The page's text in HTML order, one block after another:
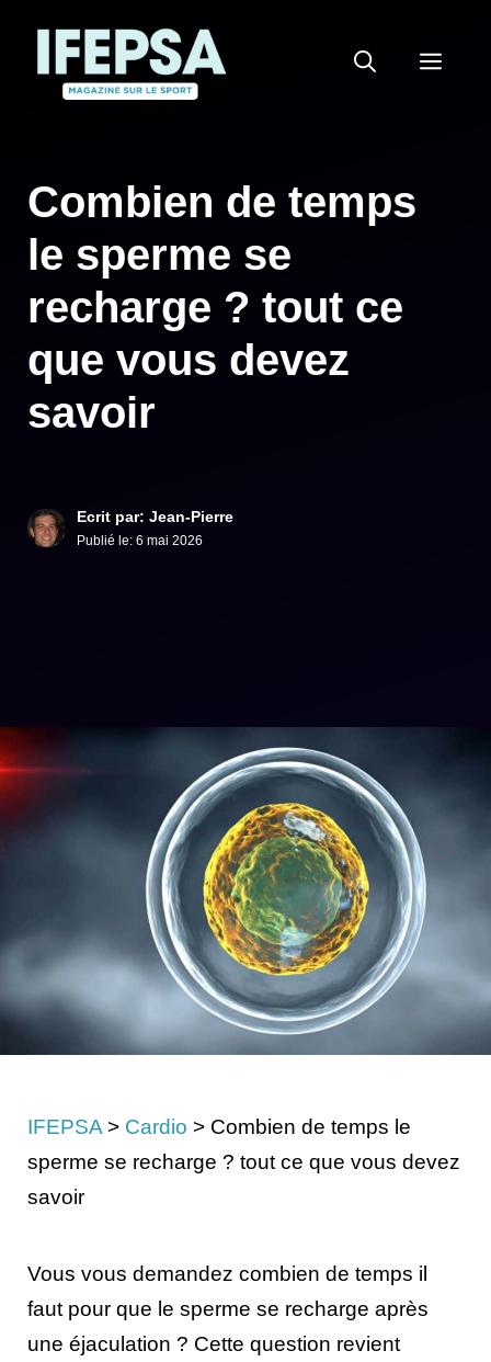
contenu
Combien de temps
le sperme se
recharge ? tout ce
que vous devez
savoir
Ecrit par: Jean-Pierre
Publié le: 6 mai 2026
IFEPSA > Cardio > Combien de temps le
sperme se recharge ? tout ce que vous devez
savoir
Vous vous demandez combien de temps il
faut pour que le sperme se recharge après
une éjaculation ? Cette question revient